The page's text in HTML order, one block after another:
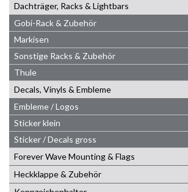
Dachträger, Racks & Lightbars
Gobi-Rack & Zubehör
Markisen
Sonstige Racks & Zubehör
Thule
Decals, Vinyls & Embleme
Embleme / Logos
Sticker klein
Sticker / Decals gross
Forever Wave Mounting & Flags
Heckklappe & Zubehör